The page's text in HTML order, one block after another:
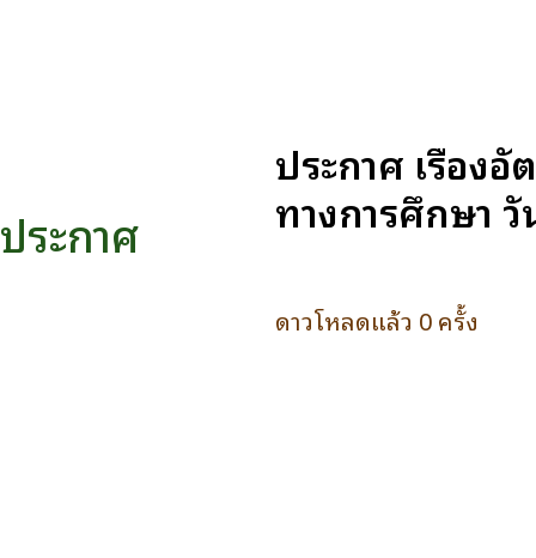
ประกาศ
ประกาศ เรื่อง
ทางการศึกษา
ดาวโหลดแล้ว 0 ครั้ง